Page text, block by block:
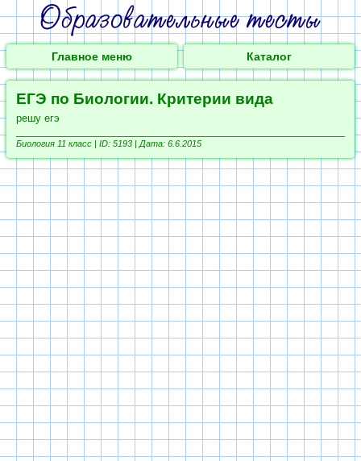
Главное меню Каталог
ЕГЭ по Биологии. Критерии вида
решу егэ
Биология 11 класс | ID: 5193 | Дата: 6.6.2015